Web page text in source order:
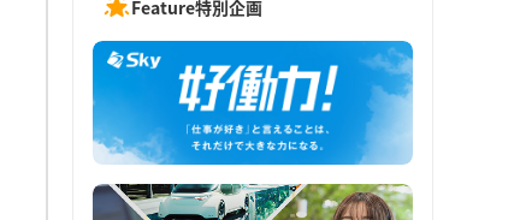
Feature特別企画